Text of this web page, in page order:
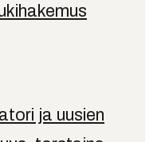
ja uusien